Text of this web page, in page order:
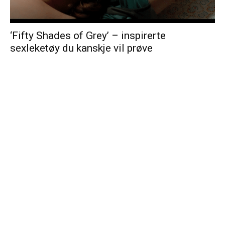
‘Fifty Shades of Grey’ – inspirerte
sexleketøy du kanskje vil prøve